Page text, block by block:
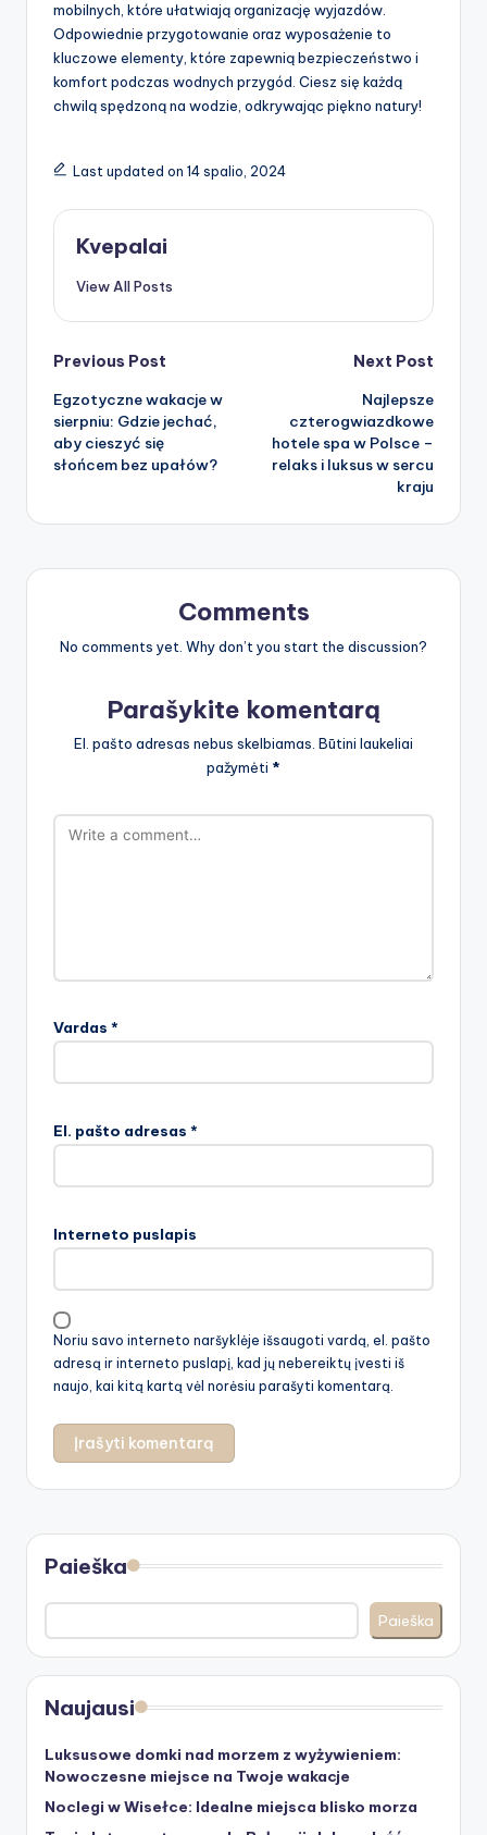
mobilnych, które ułatwiają organizację wyjazdów.
Odpowiednie przygotowanie oraz wyposażenie to
kluczowe elementy, które zapewnią bezpieczeństwo i
komfort podczas wodnych przygód. Ciesz się każdą
chwilą spędzoną na wodzie, odkrywając piękno natury!
Last updated on 14 spalio, 2024
Kvepalai
View All Posts
Post
navigation
Previous Post
Egzotyczne wakacje w
sierpniu: Gdzie jechać,
aby cieszyć się
słońcem bez upałów?
Next Post
Najlepsze
czterogwiazdkowe
hotele spa w Polsce –
relaks i luksus w sercu
kraju
Comments
No comments yet. Why don’t you start the discussion?
Parašykite komentarą
El. pašto adresas nebus skelbiamas. Būtini laukeliai
pažymėti *
Vardas *
El. pašto adresas *
Interneto puslapis
Noriu savo interneto naršyklėje išsaugoti vardą, el. pašto
adresą ir interneto puslapį, kad jų nebereiktų įvesti iš
naujo, kai kitą kartą vėl norėsiu parašyti komentarą.
Paieška
Paieška
Naujausi
Luksusowe domki nad morzem z wyżywieniem:
Nowoczesne miejsce na Twoje wakacje
Noclegi w Wisełce: Idealne miejsca blisko morza